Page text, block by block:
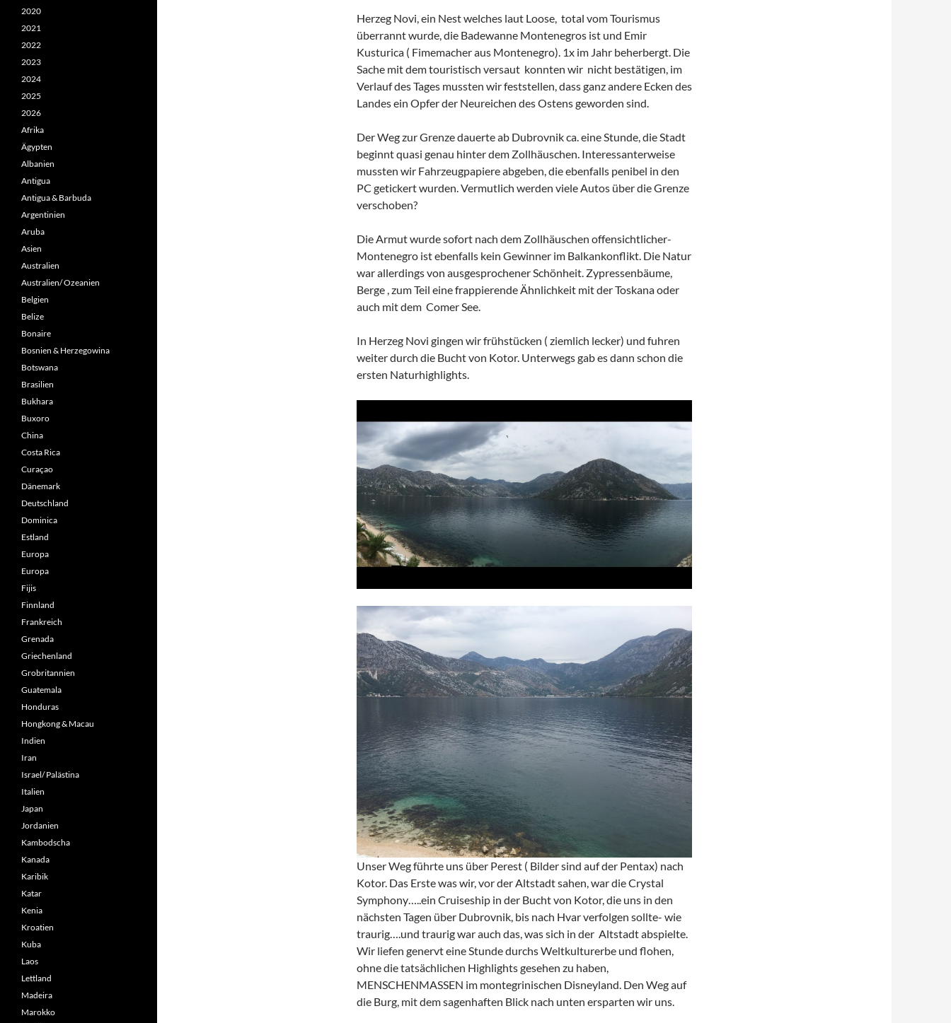
Herzeg Novi, ein Nest welches laut Loose, total vom Tourismus
überrannt wurde, die Badewanne Montenegros ist und Emir
Kusturica ( Fimemacher aus Montenegro). 1x im Jahr beherbergt. Die
Sache mit dem touristisch versaut konnten wir nicht bestätigen, im
Verlauf des Tages mussten wir feststellen, dass ganz andere Ecken des
Landes ein Opfer der Neureichen des Ostens geworden sind.
Der Weg zur Grenze dauerte ab Dubrovnik ca. eine Stunde, die Stadt
beginnt quasi genau hinter dem Zollhäuschen. Interessanterweise
mussten wir Fahrzeugpapiere abgeben, die ebenfalls penibel in den
PC getickert wurden. Vermutlich werden viele Autos über die Grenze
verschoben?
Die Armut wurde sofort nach dem Zollhäuschen offensichtlicher-
Montenegro ist ebenfalls kein Gewinner im Balkankonflikt. Die Natur
war allerdings von ausgesprochener Schönheit. Zypressenbäume,
Berge , zum Teil eine frappierende Ähnlichkeit mit der Toskana oder
auch mit dem Comer See.
In Herzeg Novi gingen wir frühstücken ( ziemlich lecker) und fuhren
weiter durch die Bucht von Kotor. Unterwegs gab es dann schon die
ersten Naturhighlights.
Unser Weg führte uns über Perest ( Bilder sind auf der Pentax) nach
Kotor. Das Erste was wir, vor der Altstadt sahen, war die Crystal
Symphony…..ein Cruiseship in der Bucht von Kotor, die uns in den
nächsten Tagen über Dubrovnik, bis nach Hvar verfolgen sollte- wie
traurig….und traurig war auch das, was sich in der Altstadt abspielte.
Wir liefen genervt eine Stunde durchs Weltkulturerbe und flohen,
ohne die tatsächlichen Highlights gesehen zu haben,
MENSCHENMASSEN im montegrinischen Disneyland. Den Weg auf
die Burg, mit dem sagenhaften Blick nach unten ersparten wir uns.
2020
2021
2022
2023
2024
2025
2026
Afrika
Ägypten
Albanien
Antigua
Antigua & Barbuda
Argentinien
Aruba
Asien
Australien
Australien/ Ozeanien
Belgien
Belize
Bonaire
Bosnien & Herzegowina
Botswana
Brasilien
Bukhara
Buxoro
China
Costa Rica
Curaçao
Dänemark
Deutschland
Dominica
Estland
Europa
Europa
Fijis
Finnland
Frankreich
Grenada
Griechenland
Grobritannien
Guatemala
Honduras
Hongkong & Macau
Indien
Iran
Israel/ Palästina
Italien
Japan
Jordanien
Kambodscha
Kanada
Karibik
Katar
Kenia
Kroatien
Kuba
Laos
Lettland
Madeira
Marokko